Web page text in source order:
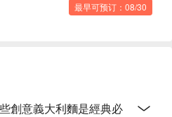
& Anchovy Chicken Pasta)｜风
完全融入米饭，百吃不厌。
Pasta with White Wine)
Style Mushroom & Chicken
最早可预订：08/30
創意義大利麵是經典必